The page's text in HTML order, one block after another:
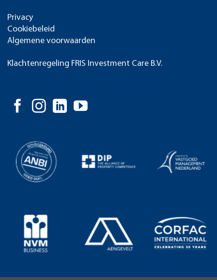
Privacy
Cookiebeleid
Algemene voorwaarden
Klachtenregeling FRIS Investment Care B.V.